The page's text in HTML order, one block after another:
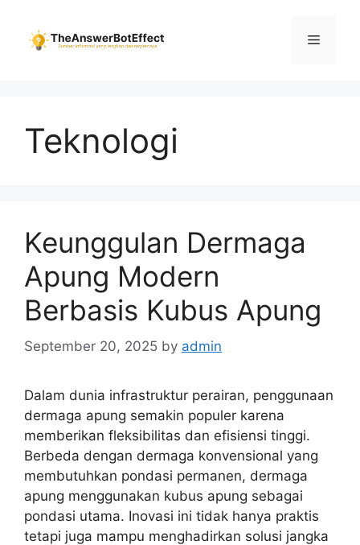
content
Menu
Teknologi
Keunggulan Dermaga
Apung Modern
Berbasis Kubus Apung
September 20, 2025 by admin
Dalam dunia infrastruktur perairan, penggunaan
dermaga apung semakin populer karena
memberikan fleksibilitas dan efisiensi tinggi.
Berbeda dengan dermaga konvensional yang
membutuhkan pondasi permanen, dermaga
apung menggunakan kubus apung sebagai
pondasi utama. Inovasi ini tidak hanya praktis
tetapi juga mampu menghadirkan solusi jangka